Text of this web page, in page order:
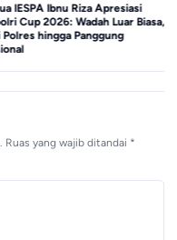
IESPA Ibnu Riza Apresiasi
Cup 2026: Wadah Luar Biasa,
Polres hingga Panggung
Ruas yang wajib ditandai *